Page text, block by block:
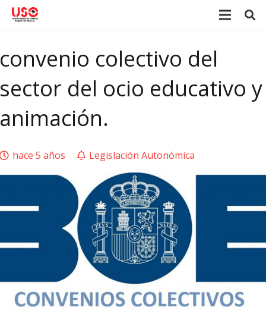
convenio colectivo del
sector del ocio educativo y
animación.
hace 5 años Legislación Autonómica